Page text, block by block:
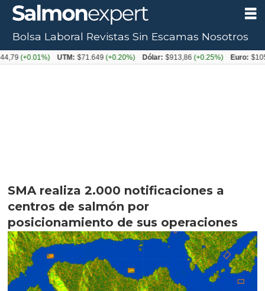
SMA realiza 2.000 notificaciones a
centros de salmón por
posicionamiento de sus operaciones
Bolsa Laboral Revistas Sin Escamas Nosotros
UTM: $71.649(+0.20%) Dólar: $913,86(+0.25%) Euro: $1053,08(-